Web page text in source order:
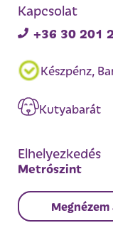
Kapcsolat
+36 30 201
Készpénz,
Kutyabarát
Elhelyezkedés
Metrószint